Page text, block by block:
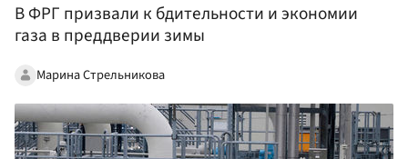
В ФРГ призвали к бдительности и экономии
газа в преддверии зимы
Марина Стрельникова